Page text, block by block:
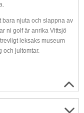
bara njuta och slappna av
ni golf är anrika Vittsjö
leksaks museum
och jultomtar.